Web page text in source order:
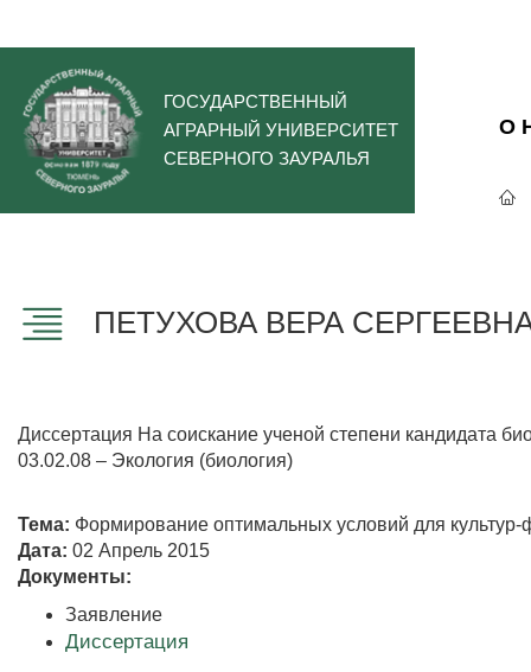
ГОСУДАРСТВЕННЫЙ
АГРАРНЫЙ УНИВЕРСИТЕТ
СЕВЕРНОГО ЗАУРАЛЬЯ
О
ПЕТУХОВА ВЕРА
Диссертация На соискание ученой степени кандидата
03.02.08 – Экология (биология)
Тема: Формирование оптимальных условий для
Дата: 02 Апрель 2015
Документы:
Заявление
Диссертация